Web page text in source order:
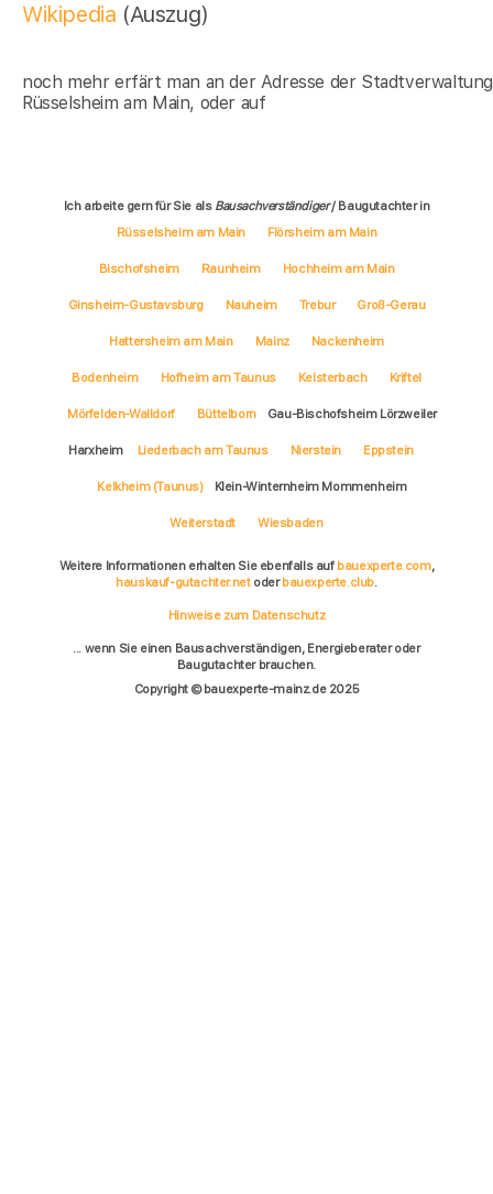
Wikipedia (Auszug)
noch mehr erfärt man an der Adresse der
Rüsselsheim am Main, oder auf
Ich arbeite gern für Sie als Bausachverständiger/ Baugutachter in
Rüsselsheim am Main
Flörsheim am Main
Bischofsheim Raunheim Hochheim am Main
Ginsheim-Gustavsburg Nauheim Trebur Groß-Gerau
Hattersheim am Main Mainz Nackenheim
Bodenheim Hofheim am Taunus Kelsterbach Kriftel
Mörfelden-Walldorf Büttelborn Gau-Bischofsheim Lörzweiler
Harxheim Liederbach am Taunus Nierstein Eppstein
Kelkheim (Taunus) Klein-Winternheim Mommenheim
Weiterstadt Wiesbaden
Weitere Informationen erhalten Sie ebenfalls auf bauexperte.com,
hauskauf-gutachter.netoderbauexperte.club.
Hinweise zum Datenschutz
... wenn Sie einen Bausachverständigen, Energieberater oder
Baugutachter brauchen.
Copyright © bauexperte-mainz.de 2025